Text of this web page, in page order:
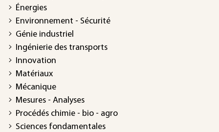
Énergies
Environnement - Sécurité
Génie industriel
Ingénierie des transports
Innovation
Matériaux
Mécanique
Mesures - Analyses
Procédés chimie - bio - agro
Sciences fondamentales